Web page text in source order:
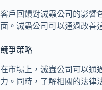
客戶回饋對滅蟲公司的影響
面。滅蟲公司可以通過改善
競爭策略
在市場上，滅蟲公司可以通
力。同時，了解相關的法律